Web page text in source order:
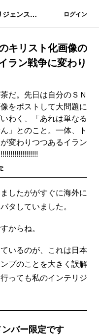
ェンス・
ログイン
キリスト化画像の
ン戦争に変わり
だ。先日は自分のＳＮ
をポストして大問題に
わく、「あれは単なる
」とのこと。一体、ト
変わりつつあるイラン
したががすぐに海外に
タしていました。
からね。
いるのが、これは日本
プのことを大きく誤解
っても私のインテリジ
バー限定です